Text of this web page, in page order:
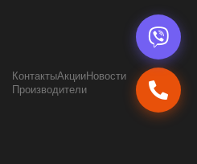
КонтактыАкцииНовости
Производители